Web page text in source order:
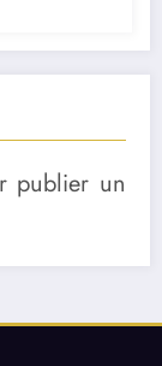
publier un